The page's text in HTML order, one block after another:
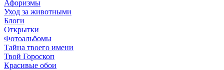
Афоризмы
Уход за животными
Блоги
Открытки
Фотоальбомы
Тайна твоего имени
Твой Гороскоп
Красивые обои